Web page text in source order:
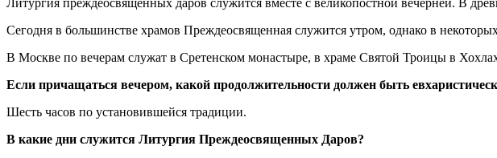
Сегодня в большинстве храмов Преждеосвященная служится утром, однако в
В Москве по вечерам служат в Сретенском монастыре, в храме Святой Троицы в
Если причащаться вечером, какой продолжительности должен быть
Шесть часов по установившейся традиции.
В какие дни служится Литургия Преждеосвященных Даров?